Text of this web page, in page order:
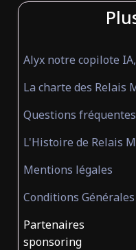
Alyx notre copilote
La charte des Relais
Questions fréquentes
L'Histoire de Relais
Mentions légales
Conditions
Partenaires
sponsoring